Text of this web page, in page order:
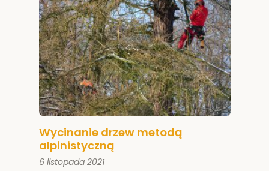
Wycinanie drzew metodą
alpinistyczną
6 listopada 2021